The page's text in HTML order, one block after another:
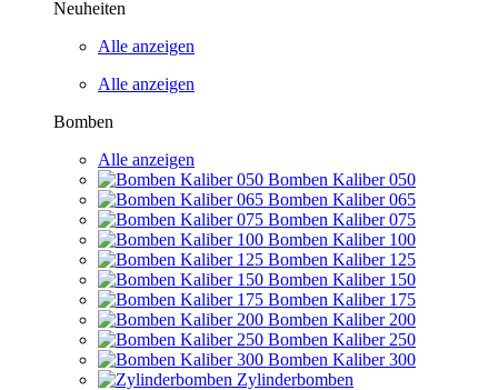
Neuheiten
Alle anzeigen
Alle anzeigen
Bomben
Alle anzeigen
Bomben Kaliber 050
Bomben Kaliber 065
Bomben Kaliber 075
Bomben Kaliber 100
Bomben Kaliber 125
Bomben Kaliber 150
Bomben Kaliber 175
Bomben Kaliber 200
Bomben Kaliber 250
Bomben Kaliber 300
Zylinderbomben